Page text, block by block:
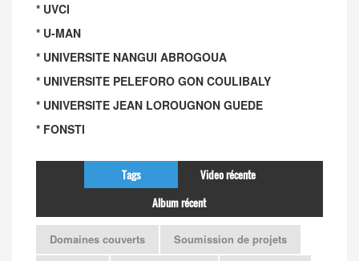
* UVCI
* U-MAN
* UNIVERSITE NANGUI ABROGOUA
* UNIVERSITE PELEFORO GON COULIBALY
* UNIVERSITE JEAN LOROUGNON GUEDE
* FONSTI
Tags
Video récente
Album récent
Domaines couverts
Soumission de projets